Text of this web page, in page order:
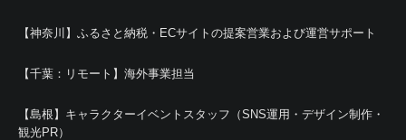
【神奈川】ふるさと納税・ECサイトの提案営業および運営サポート
【千葉：リモート】海外事業担当
【島根】キャラクターイベントスタッフ（SNS運用・デザイン制作・
観光PR）